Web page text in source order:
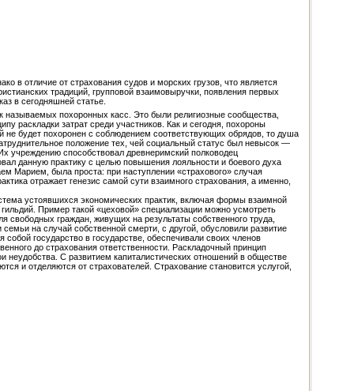
в отличие от страхования судов и морских грузов, что является
традиций, групповой взаимовыручки, появления первых
в сегодняшней статье.
похоронных касс. Это были религиозные сообщества,
раскладки затрат среди участников. Как и сегодня, похороны
будет похоронен с соблюдением соответствующих обрядов, то душа
положение тех, чей социальный статус был невысок —
учреждению способствовал древнеримский полководец
данную практику с целью повышения лояльности и боевого духа
Марием, была проста: при наступлении «страхового» случая
отражает генезис самой сути взаимного страхования, а именно,
устоявшихся экономических практик, включая формы взаимной
Пример такой «цеховой» специализации можно усмотреть
граждан, живущих на результаты собственного труда,
на случай собственной смерти, с другой, обусловили развитие
государство в государстве, обеспечивали своих членов
до страхования ответственности. Раскладочный принцип
неудобства. С развитием капиталистических отношений в обществе
и отделяются от страхователей. Страхование становится услугой,